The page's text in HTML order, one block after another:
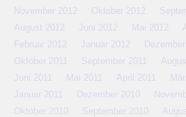
November 2012
Oktober 2012
August 2012
Juni 2012 Mai 2012
Februar 2012
Januar 2012 Dezember
Oktober 2011
September 2011
Juni 2011
Mai 2011 April 2011
Januar 2011
Dezember 2010
Oktober 2010
September 2010